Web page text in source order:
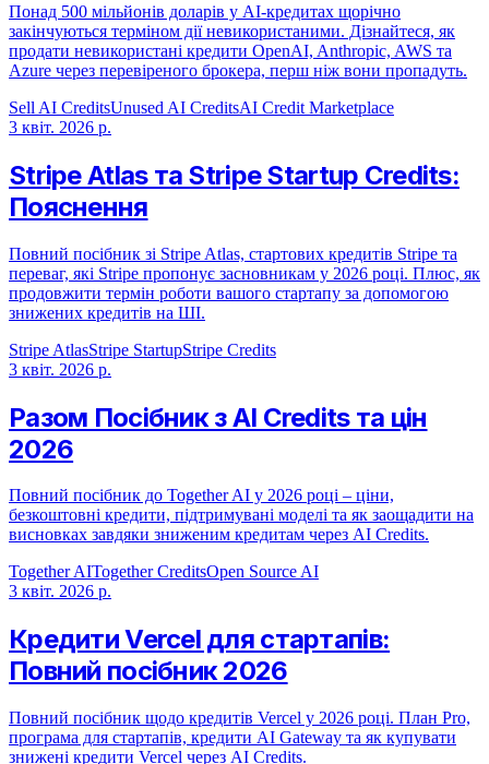
Понад 500 мільйонів доларів у AI-кредитах щорічно
закінчуються терміном дії невикористаними. Дізнайтеся, як
продати невикористані кредити OpenAI, Anthropic, AWS та
Azure через перевіреного брокера, перш ніж вони пропадуть.
Sell AI CreditsUnused AI CreditsAI Credit Marketplace
3 квіт. 2026 р.
Stripe Atlas та Stripe Startup Credits:
Пояснення
Повний посібник зі Stripe Atlas, стартових кредитів Stripe та
переваг, які Stripe пропонує засновникам у 2026 році. Плюс, як
продовжити термін роботи вашого стартапу за допомогою
знижених кредитів на ШІ.
Stripe AtlasStripe StartupStripe Credits
3 квіт. 2026 р.
Разом Посібник з AI Credits та цін
2026
Повний посібник до Together AI у 2026 році – ціни,
безкоштовні кредити, підтримувані моделі та як заощадити на
висновках завдяки зниженим кредитам через AI Credits.
Together AITogether CreditsOpen Source AI
3 квіт. 2026 р.
Кредити Vercel для стартапів:
Повний посібник 2026
Повний посібник щодо кредитів Vercel у 2026 році. План Pro,
програма для стартапів, кредити AI Gateway та як купувати
знижені кредити Vercel через AI Credits.